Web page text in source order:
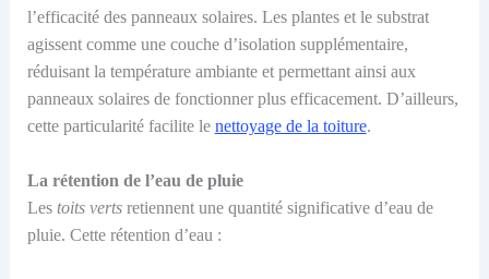
l’efficacité des panneaux solaires. Les plantes et le substrat
agissent comme une couche d’isolation supplémentaire,
réduisant la température ambiante et permettant ainsi aux
panneaux solaires de fonctionner plus efficacement. D’ailleurs,
cette particularité facilite le nettoyage de la toiture.
La rétention de l’eau de pluie
Lestoits verts retiennentune quantité significative d’eau de
pluie. Cette rétention d’eau :